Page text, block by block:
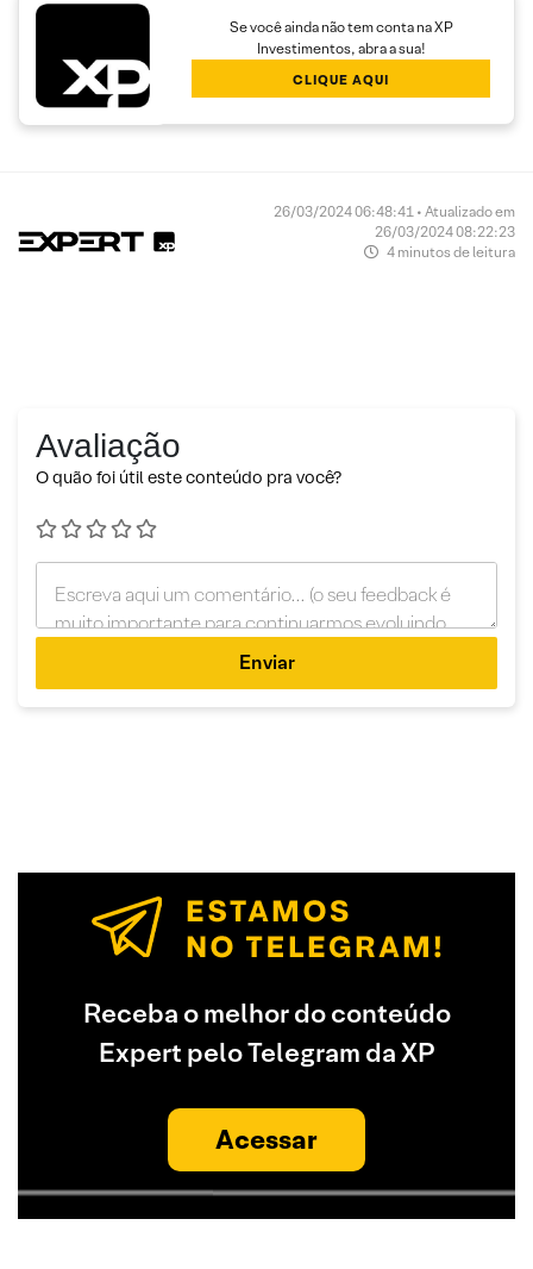
Se você ainda não tem conta na XP
Investimentos, abra a sua!
CLIQUE AQUI
26/03/2024 06:48:41 • Atualizado em
26/03/2024 08:22:23
4 minutos de leitura
Avaliação
O quão foi útil este conteúdo pra você?
Enviar
Receba o melhor do conteúdo
Expert pelo Telegram da XP
Acessar